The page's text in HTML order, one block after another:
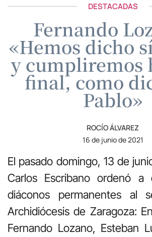
DESTACADAS
Fernando
«Hemos dicho
y cumpliremos
final, como
Pablo»
ROCÍO ÁLVAREZ
16 de junio de 2021
El pasado domingo, 13 de
Carlos Escribano ordenó a
diáconos permanentes al
Archidiócesis de Zaragoza:
Fernando Lozano, Esteban